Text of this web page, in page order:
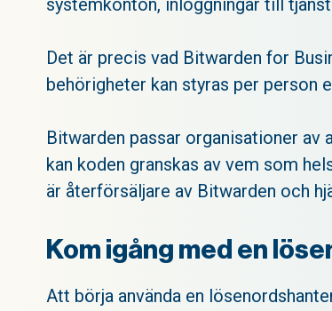
systemkonton, inloggningar till
Det är precis vad Bitwarden for
behörigheter kan styras per person
Bitwarden passar organisationer
kan koden granskas av vem som
är återförsäljare av Bitwarden och
Kom igång med en
Att börja använda en